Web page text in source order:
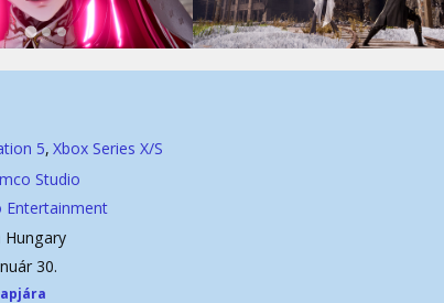
5 Xbox Series X/S
Studio
Entertainment
Hungary
30.